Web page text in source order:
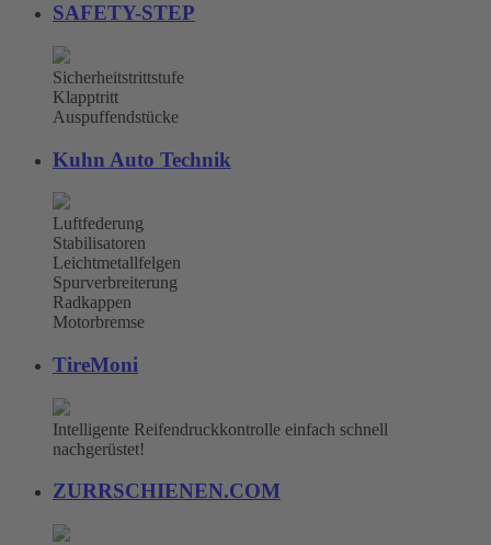
SAFETY-STEP
Sicherheitstrittstufe
Klapptritt
Auspuffendstücke
Kuhn Auto Technik
Luftfederung
Stabilisatoren
Leichtmetallfelgen
Spurverbreiterung
Radkappen
Motorbremse
TireMoni
Intelligente Reifendruckkontrolle einfach schnell
nachgerüstet!
ZURRSCHIENEN.COM